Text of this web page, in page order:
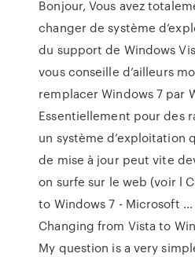
Bonjour, Vous avez
changer de système
du support de Windows
vous conseille d’ailleurs
remplacer Windows 7 par
Essentiellement pour des
un système d’exploitation
de mise à jour peut vite
on surfe sur le web (voir l
to Windows 7 - Microsoft …
Changing from Vista to
My question is a very